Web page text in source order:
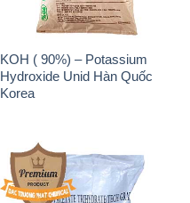
KOH ( 90%) – Potassium
Hydroxide Unid Hàn Quốc
Korea